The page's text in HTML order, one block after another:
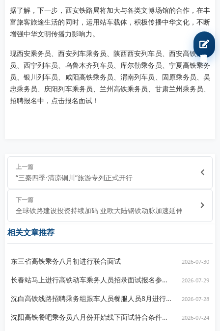
据了解，下一步，西安铁路局将加大与各类文博场馆的合作，在丰
富旅客旅途生活的同时，运用站车载体，积极传播中华文化，不断
增强中华文明传播力影响力。
现西安乘务员、西安列车乘务员、陕西西安列车员、西安高铁乘务
员、西宁列车员、乌鲁木齐列车员、库尔勒乘务员、宁夏高铁乘务
员、银川列车员、咸阳高铁乘务员、渭南列车员、固原乘务员、吴
忠乘务员、庆阳列车乘务员、兰州高铁乘务员、甘肃兰州乘务员、
招聘报名中，点击报名面试！
上一篇
“三秦四季·清凉铜川”旅游专列正式开行
下一篇
全球铁路建设投资持续加码 亚欧大陆钢铁动脉加速延伸
相关文章推荐
东三省高铁乘务八月初进行联合面试 2026-07-30
长春站马上进行高铁动车乘务人员招录面试报名参加可投递简历 2026-07-29
沈白高铁线路招聘乘务组跟车人员餐服人员8月进行线下面试 2026-07-28
沈阳高铁餐吧乘务员八月份开始线下面试符合条件人员速咨询报名 2026-07-24
我要报名